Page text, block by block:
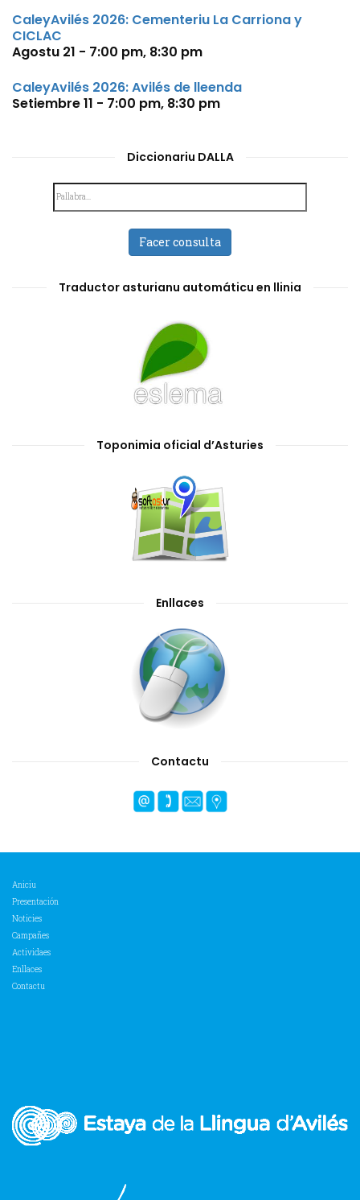
CaleyAvilés 2026: Cementeriu La Carriona y
CICLAC
Agostu 21 - 7:00 pm, 8:30 pm
CaleyAvilés 2026: Avilés de lleenda
Setiembre 11 - 7:00 pm, 8:30 pm
Diccionariu DALLA
Facer consulta
Traductor asturianu automáticu en llinia
Toponimia oficial d’Asturies
Enllaces
Contactu
Aniciu
Presentación
Noticies
Campañes
Actividaes
Enllaces
Contactu